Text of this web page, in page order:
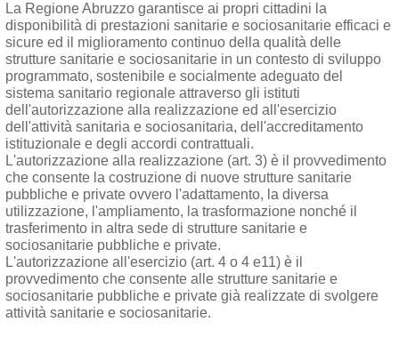
La Regione Abruzzo garantisce ai propri cittadini la
disponibilità di prestazioni sanitarie e sociosanitarie efficaci e
sicure ed il miglioramento continuo della qualità delle
strutture sanitarie e sociosanitarie in un contesto di sviluppo
programmato, sostenibile e socialmente adeguato del
sistema sanitario regionale attraverso gli istituti
dell'autorizzazione alla realizzazione ed all'esercizio
dell'attività sanitaria e sociosanitaria, dell'accreditamento
istituzionale e degli accordi contrattuali.
L'autorizzazione alla realizzazione (art. 3) è il provvedimento
che consente la costruzione di nuove strutture sanitarie
pubbliche e private ovvero l'adattamento, la diversa
utilizzazione, l'ampliamento, la trasformazione nonché il
trasferimento in altra sede di strutture sanitarie e
sociosanitarie pubbliche e private.
L'autorizzazione all'esercizio (art. 4 o 4 e11) è il
provvedimento che consente alle strutture sanitarie e
sociosanitarie pubbliche e private già realizzate di svolgere
attività sanitarie e sociosanitarie.